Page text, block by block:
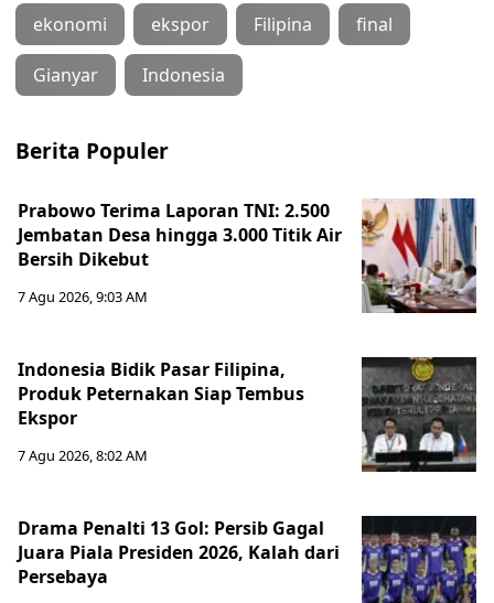
ekonomi ekspor Filipina final
Gianyar Indonesia
Berita Populer
Prabowo Terima Laporan TNI: 2.500
Jembatan Desa hingga 3.000 Titik Air
Bersih Dikebut
7 Agu 2026, 9:03 AM
Indonesia Bidik Pasar Filipina,
Produk Peternakan Siap Tembus
Ekspor
7 Agu 2026, 8:02 AM
Drama Penalti 13 Gol: Persib Gagal
Juara Piala Presiden 2026, Kalah dari
Persebaya